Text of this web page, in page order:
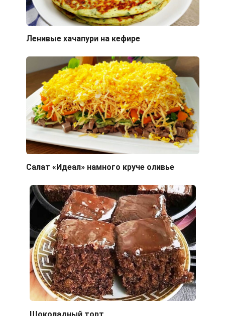
Ленивые хачапури на кефире
Салат «Идеал» намного круче оливье
Шоколадный торт